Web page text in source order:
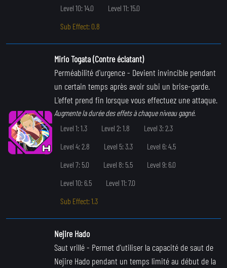
Level 10: 14.0
Level 11: 15.0
Sub Effect: 0.8
Mirio Togata (Contre éclatant)
Perméabilité d'urgence- Devient invincible pendant
un certain temps après avoir subi un brise-garde.
L'effet prend fin lorsque vous effectuez une attaque.
Augmente la durée des effets à chaque niveau gagné.
Level 1: 1.3
Level 2: 1.8
Level 3: 2.3
Level 4: 2.8
Level 5: 3.3
Level 6: 4.5
Level 7: 5.0
Level 8: 5.5
Level 9: 6.0
Level 10: 6.5
Level 11: 7.0
Sub Effect: 1.3
Nejire Hado
Saut vrillé- Permet d'utiliser la capacité de saut de
Nejire Hado pendant un temps limité au début de la